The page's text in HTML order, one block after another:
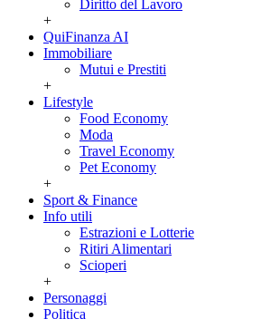
Diritto del Lavoro
+
QuiFinanza AI
Immobiliare
Mutui e Prestiti
+
Lifestyle
Food Economy
Moda
Travel Economy
Pet Economy
+
Sport & Finance
Info utili
Estrazioni e Lotterie
Ritiri Alimentari
Scioperi
+
Personaggi
Politica